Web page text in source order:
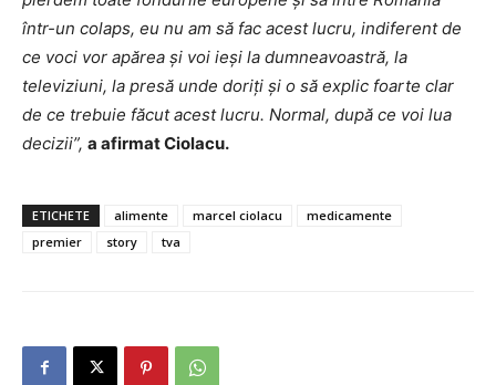
într-un colaps, eu nu am să fac acest lucru, indiferent de
ce voci vor apărea şi voi ieşi la dumneavoastră, la
televiziuni, la presă unde doriţi şi o să explic foarte clar
de ce trebuie făcut acest lucru. Normal, după ce voi lua
decizii”, a afirmat Ciolacu.
ETICHETE alimente marcel ciolacu
medicamente
premier
story tva